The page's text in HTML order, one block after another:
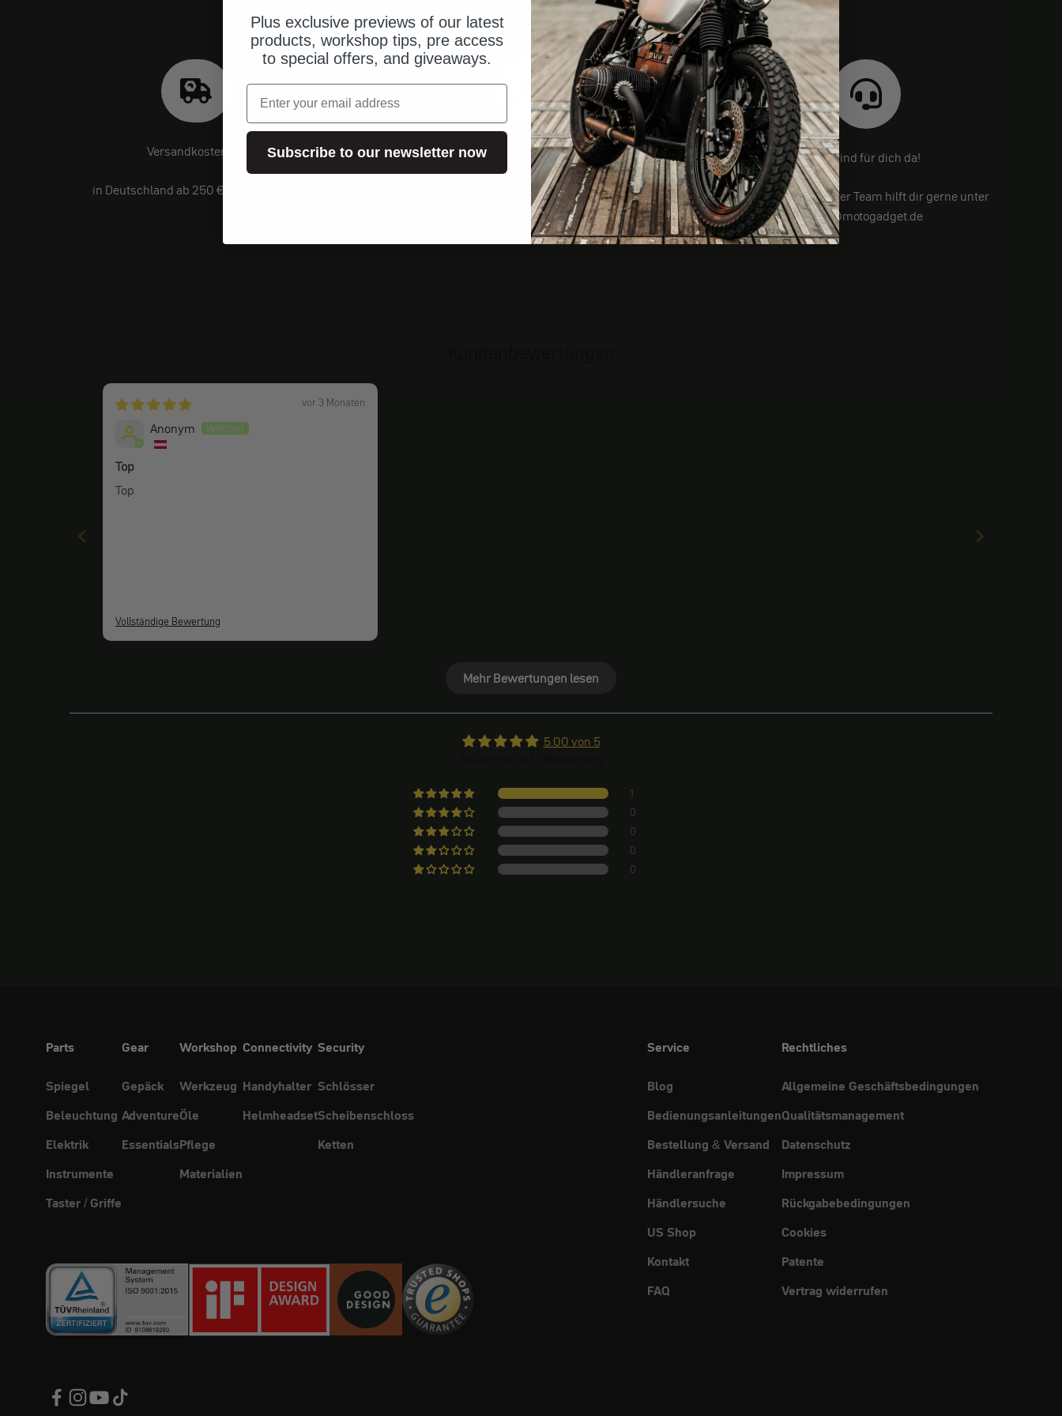
Versandkostenfrei
in Deutschland ab 250 € Einkaufswert
14 Tage risikofrei testen
Nicht zufrieden? Kein Problem! Wenn du nicht zufrieden
bist, kannst du deine Bestellung an uns zurücksenden.
Wir sind für dich da!
Noch Fragen? Unser Team hilft dir gerne unter
info@motogadget.de
vor 3 Monaten
Anonym
Top
Top
Vollständige Bewertung
Mehr Bewertungen lesen
5.00 von 5
1
0
0
0
0
Parts
Spiegel
Beleuchtung
Elektrik
Instrumente
Taster / Griffe
Gear
Gepäck
Adventure
Essentials
Workshop
Werkzeug
Öle
Pflege
Materialien
Connectivity
Handyhalter
Helmheadset
Security
Schlösser
Scheibenschloss
Ketten
Service
Blog
Bedienungsanleitungen
Bestellung & Versand
Händleranfrage
Händlersuche
US Shop
Kontakt
FAQ
Rechtliches
Allgemeine Geschäftsbedingungen
Qualitätsmanagement
Datenschutz
Impressum
Rückgabebedingungen
Cookies
Patente
Vertrag widerrufen
Plus exclusive previews of our latest
products, workshop tips, pre access
to special offers, and giveaways.
Email
Subscribe to our newsletter now